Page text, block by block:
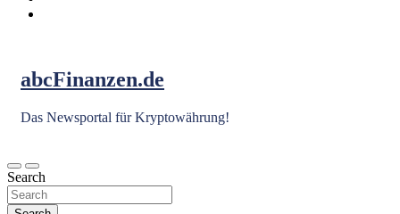
abcFinanzen.de
Das Newsportal für Kryptowährung!
Search